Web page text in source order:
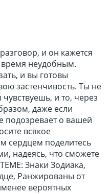
и он кажется
неудобным.
и вы готовы
застенчивость. Ты не
и то, через
даже если
подозревает о вашей
всякое
сердцем поделитесь
надеясь, что сможете
Знаки Зодиака,
Ранжированы от
вероятных